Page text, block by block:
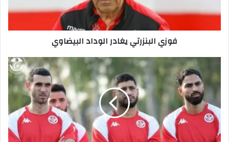
فوزي البنزرتي يغادر الوداد البيضاوي
اللاعبين
المدعوين
الكأس
الودية
الرباعية
Super